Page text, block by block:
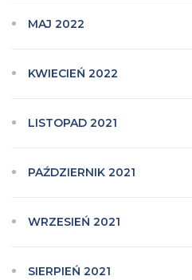
MAJ 2022
KWIECIEŃ 2022
LISTOPAD 2021
PAŹDZIERNIK 2021
WRZESIEŃ 2021
SIERPIEŃ 2021